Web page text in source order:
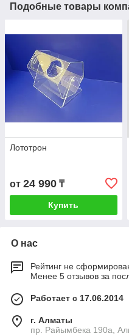
Подобные товары
Лототрон
от 24 990 ₸
Купить
О нас
Рейтинг не
Менее 5 отзывов за
Работает с 17.06.2014
г. Алматы
пр. Райымбека 190а,